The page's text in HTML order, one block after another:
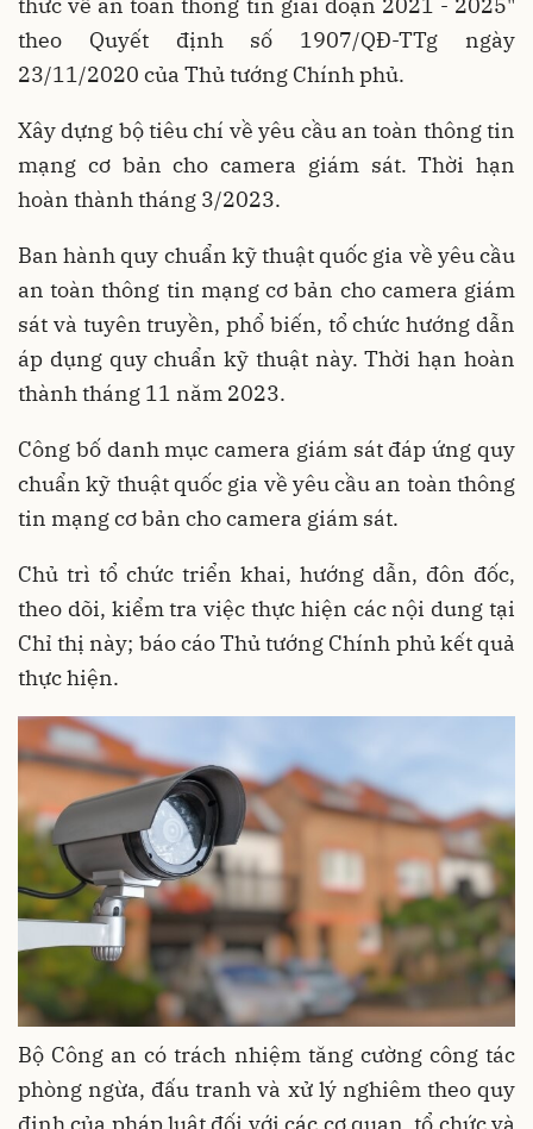
theo Quyết định số 1907/QĐ-TTg ngày
23/11/2020 của Thủ tướng Chính phủ.
Xây dựng bộ tiêu chí về yêu cầu an toàn thông tin
mạng cơ bản cho camera giám sát. Thời hạn
hoàn thành tháng 3/2023.
Ban hành quy chuẩn kỹ thuật quốc gia về yêu cầu
an toàn thông tin mạng cơ bản cho camera giám
sát và tuyên truyền, phổ biến, tổ chức hướng dẫn
áp dụng quy chuẩn kỹ thuật này. Thời hạn hoàn
thành tháng 11 năm 2023.
Công bố danh mục camera giám sát đáp ứng quy
chuẩn kỹ thuật quốc gia về yêu cầu an toàn thông
tin mạng cơ bản cho camera giám sát.
Chủ trì tổ chức triển khai, hướng dẫn, đôn đốc,
theo dõi, kiểm tra việc thực hiện các nội dung tại
Chỉ thị này; báo cáo Thủ tướng Chính phủ kết quả
thực hiện.
Bộ Công an có trách nhiệm tăng cường công tác
phòng ngừa, đấu tranh và xử lý nghiêm theo quy